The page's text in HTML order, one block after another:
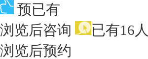
预已有
浏览后咨询
已有16人
浏览后预约